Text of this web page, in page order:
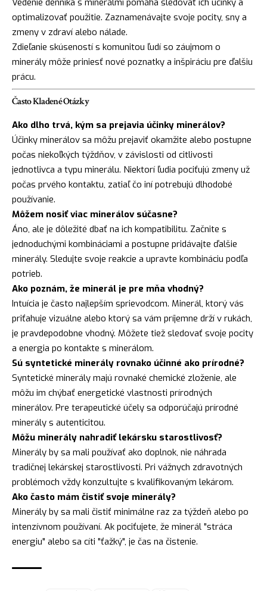
optimalizovať použitie. Zaznamenávajte svoje pocity, sny a
zmeny v zdraví alebo nálade.
Zdieľanie skúseností s komunitou ľudí so záujmom o
minerály môže priniesť nové poznatky a inšpiráciu pre ďalšiu
prácu.
Často Kladené Otázky
Ako dlho trvá, kým sa prejavia účinky minerálov?
Účinky minerálov sa môžu prejaviť okamžite alebo postupne
počas niekoľkých týždňov, v závislosti od citlivosti
jednotlivca a typu minerálu. Niektorí ľudia pociťujú zmeny už
počas prvého kontaktu, zatiaľ čo iní potrebujú dlhodobé
používanie.
Môžem nosiť viac minerálov súčasne?
Áno, ale je dôležité dbať na ich kompatibilitu. Začnite s
jednoduchými kombináciami a postupne pridávajte ďalšie
minerály. Sledujte svoje reakcie a upravte kombináciu podľa
potrieb.
Ako poznám, že minerál je pre mňa vhodný?
Intuícia je často najlepším sprievodcom. Minerál, ktorý vás
priťahuje vizuálne alebo ktorý sa vám príjemne drží v rukách,
je pravdepodobne vhodný. Môžete tiež sledovať svoje pocity
a energia po kontakte s minerálom.
Sú syntetické minerály rovnako účinné ako prírodné?
Syntetické minerály majú rovnaké chemické zloženie, ale
môžu im chýbať energetické vlastnosti prírodných
minerálov. Pre terapeutické účely sa odporúčajú prírodné
minerály s autenticitou.
Môžu minerály nahradiť lekársku starostlivosť?
Minerály by sa mali používať ako doplnok, nie náhrada
tradičnej lekárskej starostlivosti. Pri vážnych zdravotných
problémoch vždy konzultujte s kvalifikovaným lekárom.
Ako často mám čistiť svoje minerály?
Minerály by sa mali čistiť minimálne raz za týždeň alebo po
intenzívnom používaní. Ak pociťujete, že minerál "stráca
energiu" alebo sa cíti "ťažký", je čas na čistenie.